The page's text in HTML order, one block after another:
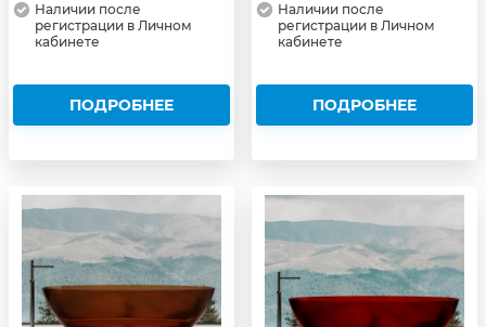
Наличии после
регистрации в Личном
кабинете
ПОДРОБНЕЕ
Наличии после
регистрации в Личном
кабинете
ПОДРОБНЕЕ